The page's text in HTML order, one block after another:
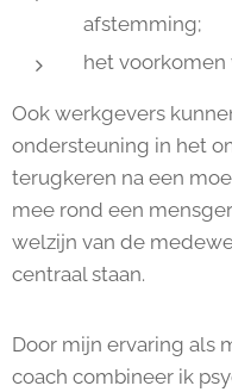
afstemming;
het voorkomen
Ook werkgevers
ondersteuning in het
terugkeren na een
mee rond een
welzijn van de
centraal staan.
Door mijn ervaring als
coach combineer ik